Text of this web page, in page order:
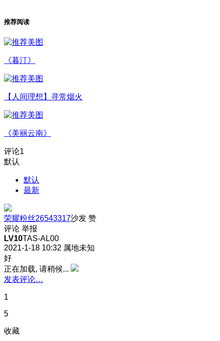
推荐阅读
《暮汀》
【人间理想】寻常烟火
《美丽云南》
评论1
默认
默认
最新
荣耀粉丝26543317沙发 赞
评论 举报
LV10TAS-AL00
2021-1-18 10:32 属地未知
好
正在加载, 请稍候...
发表评论…
1
5
收藏